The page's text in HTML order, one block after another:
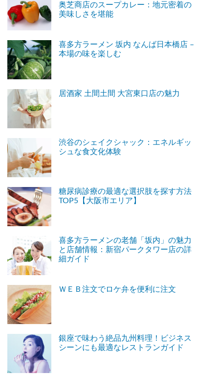
奥芝商店のスープカレー：地元密着の
美味しさを堪能
喜多方ラーメン 坂内 なんば日本橋店 –
本場の味を楽しむ
居酒家 土間土間 大宮東口店の魅力
渋谷のシェイクシャック：エネルギッ
シュな食文化体験
糖尿病診療の最適な選択肢を探す方法
TOP5【大阪市エリア】
喜多方ラーメンの老舗「坂内」の魅力
と店舗情報：新宿パークタワー店の詳
細ガイド
ＷＥＢ注文でロケ弁を便利に注文
銀座で味わう絶品九州料理！ビジネス
シーンにも最適なレストランガイド